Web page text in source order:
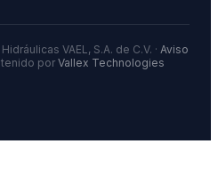
VAEL, S.A. de C.V. · Aviso
porVallex Technologies